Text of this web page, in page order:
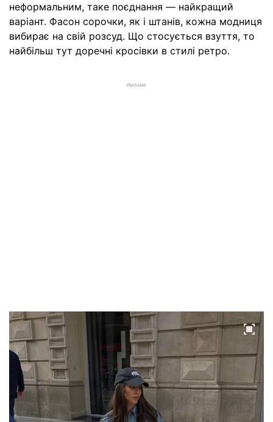
неформальним, таке поєднання — найкращий
варіант. Фасон сорочки, як і штанів, кожна модниця
вибирає на свій розсуд. Що стосується взуття, то
найбільш тут доречні кросівки в стилі ретро.
РЕКЛАМА